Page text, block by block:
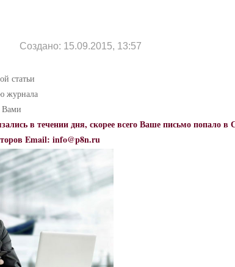
Создано: 15.09.2015, 13:57
статьи
журнала
Вами
в течении дня, скорее всего Ваше письмо попало
Email: info@p8n.ru